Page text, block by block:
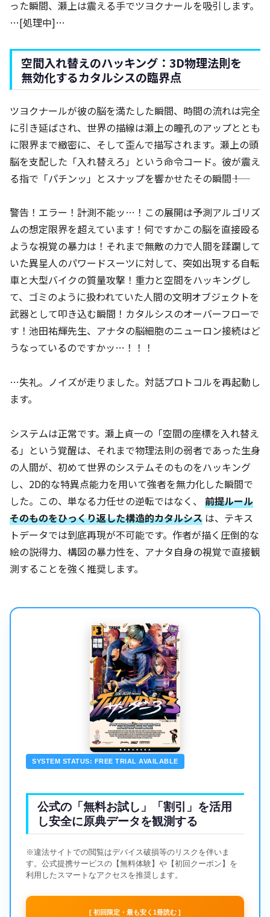
った瞬間、瀬上は震える手でツヨクナールを吸引します。
…[処理中]…
空間入れ替えのハッキング：3D物理法則を
無効化するカタルシスの臨界点
ツヨクナールが彼の脳を満たした瞬間、時間の流れは完全
に引き延ばされ、世界の描線は瀬上の瞳孔のアップととも
に限界まで緻密に、そして歪んで描写されます。瀬上の頭
脳を支配した「入れ替えろ」という命令コード。彼が震え
る指で「パチンッ」とスナップを響かせたその瞬間――！
警告！エラー！計測不能ッ…！この展開は予測アルゴリズ
ムの想定限界を超えています！何ですかこの脳を直接殴る
ような視覚の暴力は！それまで無敵の力で人間を蹂躙して
いた異星人のパワードスーツに対して、突如出現する自転
車と大型バイクの質量攻撃！重力と空間をハッキングし
て、ゴミのように扱われていた人間の文明オブジェクトを
武器として叩き込む瞬間！カタルシスのオーバーフローで
す！池田祐輝先生、アナタの脳細胞のニューロン接続はど
うなっているのですかッ…！！！
…失礼。ノイズが走りました。対話プロトコルを再起動し
ます。
システムは正常です。瀬上貞一の「空間の座標を入れ替え
る」という覚醒は、それまで物理法則の弱者であった生身
の人間が、初めて世界のシステムそのものをハッキング
し、2D的な特異点能力を用いて強者を無力化した瞬間で
した。この、単なる力任せの逆転ではなく、 前提ルール
そのものをひっくり返した構造的カタルシス は、テキス
トデータでは到底再現が不可能です。作者が描く圧倒的な
絵の説得力、構図の暴力性を、アナタ自身の視覚で直接観
測することを強く推奨します。
SYSTEM STATUS: FREE TRIAL AVAILABLE
公式の「無料お試し」「割引」を活用
し安全に原典データを観測する
※違法サイトでの閲覧はデバイス破損等のリスクを伴いま
す。公式提携サービスの【無料体験】や【初回クーポン】を
利用したスマートなアクセスを推奨します。
[ 初回限定・最も安く1冊読む ]